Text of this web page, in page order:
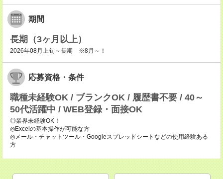
期間
長期（3ヶ月以上）
2026年08月上旬～長期 ※8月～！
応募資格・条件
職種未経験OK / ブランクOK / 履歴書不要 / 40～
50代活躍中 / WEB登録・面接OK
◎業界未経験OK！
◎Excelの基本操作が可能な方
◎メール・チャットツール・Googleスプレッドシートなどの使用経験ある
方